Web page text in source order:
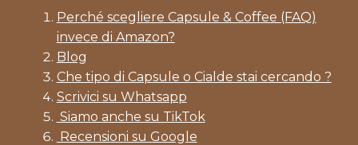
Perché scegliere Capsule & Coffee (FAQ)
invece di Amazon?
Blog
Che tipo di Capsule o Cialde stai cercando ?
Scrivici su Whatsapp
Siamo anche su TikTok
Recensioni su Google